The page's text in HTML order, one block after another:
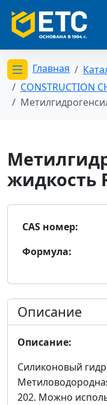
Открыть
Главная
CONSTRUCTION
жидкость
CAS номер:
Формула:
Описание
Описание:
Силиконовый
202. Можно